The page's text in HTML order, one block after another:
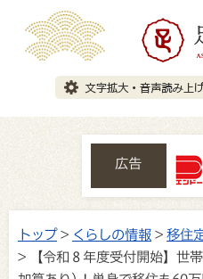
広告
トップ> くらしの情報 > 移住
> 【令和８年度受付開始】世